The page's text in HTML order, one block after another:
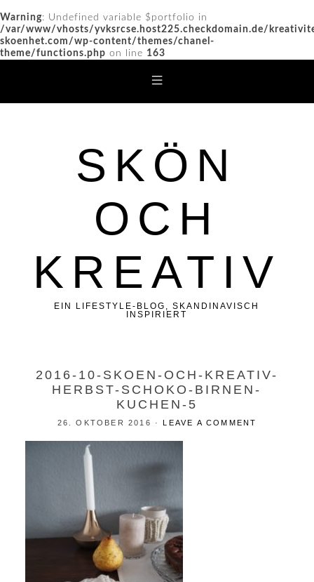
Warning: Undefined variable $portfolio in
/var/www/vhosts/yvksrcse.host225.checkdomain.de/
skoenhet.com/wp-content/themes/chanel-
theme/functions.php on line 163
SKÖN
OCH
KREATIV
EIN LIFESTYLE-BLOG, SKANDINAVISCH
INSPIRIERT
2016-10-SKOEN-OCH-KREATIV-
HERBST-SCHOKO-BIRNEN-
KUCHEN-5
26. OKTOBER 2016 ·LEAVE A COMMENT